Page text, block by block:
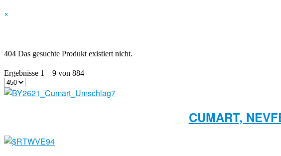
×
404 Das gesuchte Produkt existiert nicht.
Ergebnisse 1 – 9 von 884
CUMART,